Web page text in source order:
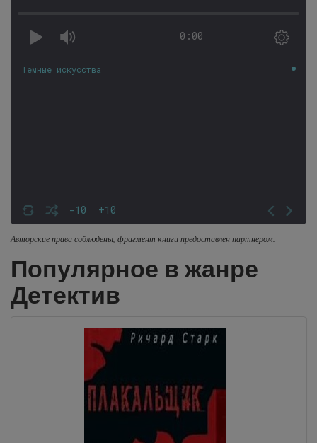
0:00
-10 +10
Темные искусства
Авторские права соблюдены, фрагмент книги предоставлен партнером.
Популярное в жанре
Детектив